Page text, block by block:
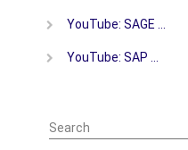
YouTube: SAGE …
YouTube: SAP …
Search